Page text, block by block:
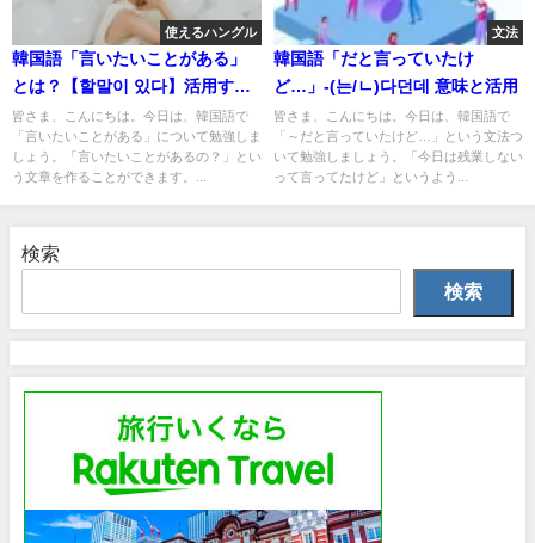
使えるハングル
韓国語「言いたいことがある」
とは？【할말이 있다】活用す
る！
皆さま、こんにちは。今日は、韓国語で
「言いたいことがある」について勉強しま
しょう。「言いたいことがあるの？」とい
う文章を作ることができます。...
文法
韓国語「だと言っていたけ
ど…」-(는/ㄴ)다던데 意味と活用
皆さま、こんにちは。今日は、韓国語で
「～だと言っていたけど…」という文法つ
いて勉強しましょう。「今日は残業しない
って言ってたけど」というよう...
検索
検索